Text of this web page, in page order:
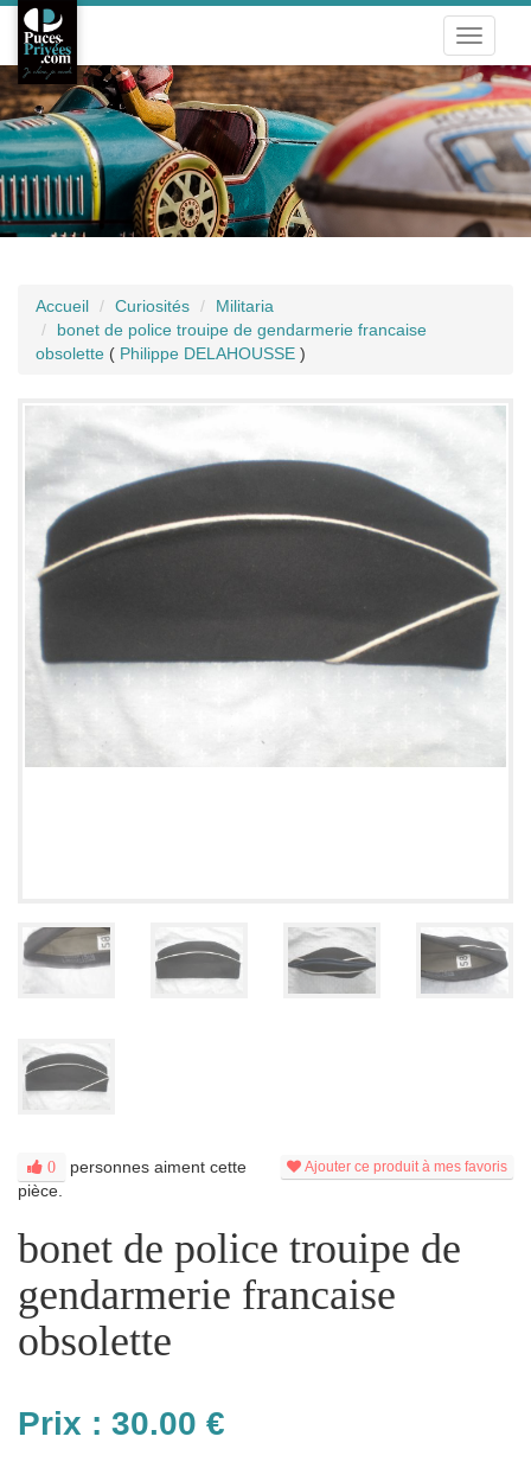
Toggle
Accueil Curiosités
Militaria
bonet de police trouipe de gendarmerie francaise
obsolette ( Philippe DELAHOUSSE )
Ajouter ce produit à mes favoris
0
personnes aiment cette
pièce.
bonet de police trouipe de
gendarmerie francaise
obsolette
Prix : 30.00 €